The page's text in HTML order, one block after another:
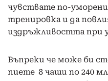
чувствате по-
тренировка и да
издръжливостта при
Въпреки че може би
пиете 8 чаши по 240